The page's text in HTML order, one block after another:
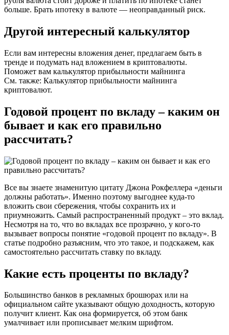
больше. Брать ипотеку в валюте — неоправданный риск.
Другой интересный калькулятор
Если вам интересны вложения денег, предлагаем быть в
тренде и подумать над вложением в криптовалюты.
Поможет вам калькулятор прибыльности майнинга
См. также: Калькулятор прибыльности майнинга
криптовалют.
Годовой процент по вкладу – каким он
бывает и как его правильно
рассчитать?
Все вы знаете знаменитую цитату Джона Рокфеллера «деньги
должны работать». Именно поэтому выгоднее куда-то
вложить свои сбережения, чтобы сохранить их и
приумножить. Самый распространенный продукт – это вклад.
Несмотря на то, что во вкладах все прозрачно, у кого-то
вызывает вопросы понятие «годовой процент по вкладу». В
статье подробно разъясним, что это такое, и подскажем, как
самостоятельно рассчитать ставку по вкладу.
Какие есть проценты по вкладу?
Большинство банков в рекламных брошюрах или на
официальном сайте указывают общую доходность, которую
получит клиент. Как она формируется, об этом банк
умалчивает или прописывает мелким шрифтом.